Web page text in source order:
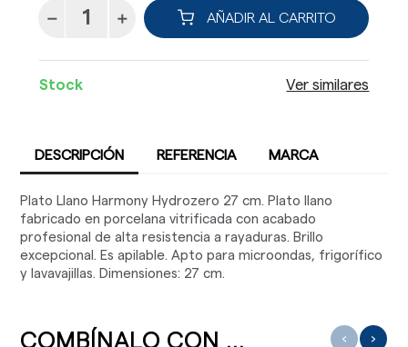
AÑADIR AL CARRITO
Stock Ver similares
DESCRIPCIÓN REFERENCIA MARCA
Plato Llano Harmony Hydrozero 27 cm. Plato llano
fabricado en porcelana vitrificada con acabado
profesional de alta resistencia a rayaduras. Brillo
excepcional. Es apilable. Apto para microondas, frigorífico
y lavavajillas. Dimensiones: 27 cm.
COMBÍNALO CON ... ‹ ›